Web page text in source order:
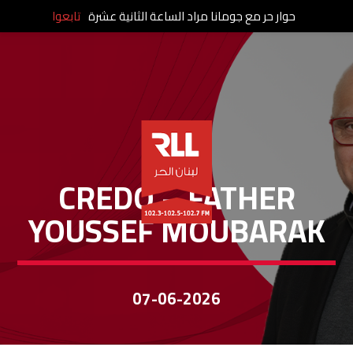
CREDO
CREDO – FATHER
YOUSSEF MOUBARAK
07-06-2026
حوار حر مع جومانا مراد الساعة الثانية عشرة تابعوا